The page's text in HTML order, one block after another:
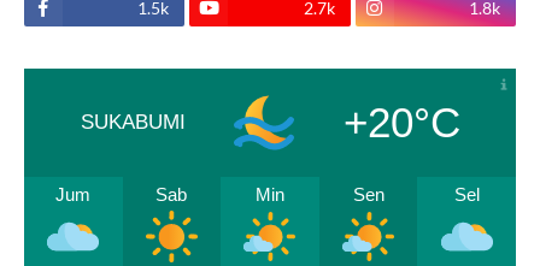
1.5k 2.7k 1.8k
SUKABUMI +20°C
Jum Sab Min Sen Sel